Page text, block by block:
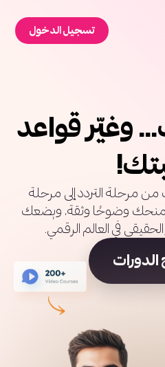
تسجيل الدخول
وغيّر قواعد
مرحلة التردد إلى مرحلة
وضوحًا وثقة، ويضعك
في العالم الرقمي.